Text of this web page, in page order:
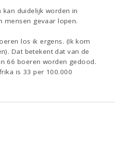
duidelijk worden in
mensen gevaar lopen.
los ik ergens. (Ik kom
Dat betekent dat van de
66 boeren worden gedood.
is 33 per 100.000